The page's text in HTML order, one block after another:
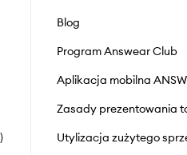
Blog
Program Answear Club
Aplikacja mobilna
Zasady prezentowania
Utylizacja zużytego